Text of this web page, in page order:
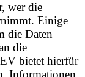
wer die
Einige
die Daten
die
bietet hierfür